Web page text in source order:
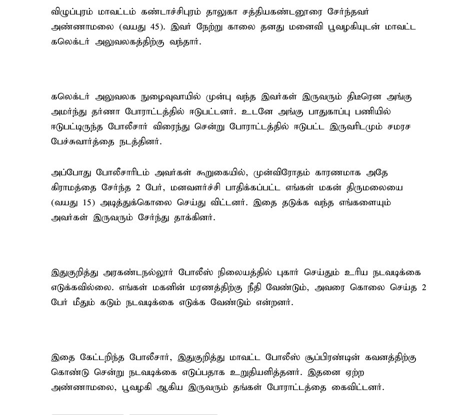
விழுப்புரம் மாவட்டம் கண்டாச்சிபுரம் தாலுகா சத்தியகண்டனூரை சேர்ந்தவர்
அண்ணாமலை (வயது 45). இவர் நேற்று காலை தனது மனைவி பூவழகியுடன் மாவட்ட
கலெக்டர் அலுவலகத்திற்கு வந்தார்.
கலெக்டர் அலுவலக நுழைவுவாயில் முன்பு வந்த இவர்கள் இருவரும் திடீரென அங்கு
அமர்ந்து தர்ணா போராட்டத்தில் ஈடுபட்டனர். உடனே அங்கு பாதுகாப்பு பணியில்
ஈடுபட்டிருந்த போலீசார் விரைந்து சென்று போராட்டத்தில் ஈடுபட்ட இருவரிடமும் சமரச
பேச்சுவார்த்தை நடத்தினர்.
அப்போது போலீசாரிடம் அவர்கள் கூறுகையில், முன்விரோதம் காரணமாக அதே
கிராமத்தை சேர்ந்த 2 பேர், மனவளர்ச்சி பாதிக்கப்பட்ட எங்கள் மகன் திருமலையை
(வயது 15) அடித்துக்கொலை செய்து விட்டனர். இதை தடுக்க வந்த எங்களையும்
அவர்கள் இருவரும் சேர்ந்து தாக்கினர்.
இதுகுறித்து அரகண்டநல்லூர் போலீஸ் நிலையத்தில் புகார் செய்தும் உரிய நடவடிக்கை
எடுக்கவில்லை. எங்கள் மகனின் மரணத்திற்கு நீதி வேண்டும், அவரை கொலை செய்த 2
பேர் மீதும் கடும் நடவடிக்கை எடுக்க வேண்டும் என்றனர்.
இதை கேட்டறிந்த போலீசார், இதுகுறித்து மாவட்ட போலீஸ் சூப்பிரண்டின் கவனத்திற்கு
கொண்டு சென்று நடவடிக்கை எடுப்பதாக உறுதியளித்தனர். இதனை ஏற்ற
அண்ணாமலை, பூவழகி ஆகிய இருவரும் தங்கள் போராட்டத்தை கைவிட்டனர்.